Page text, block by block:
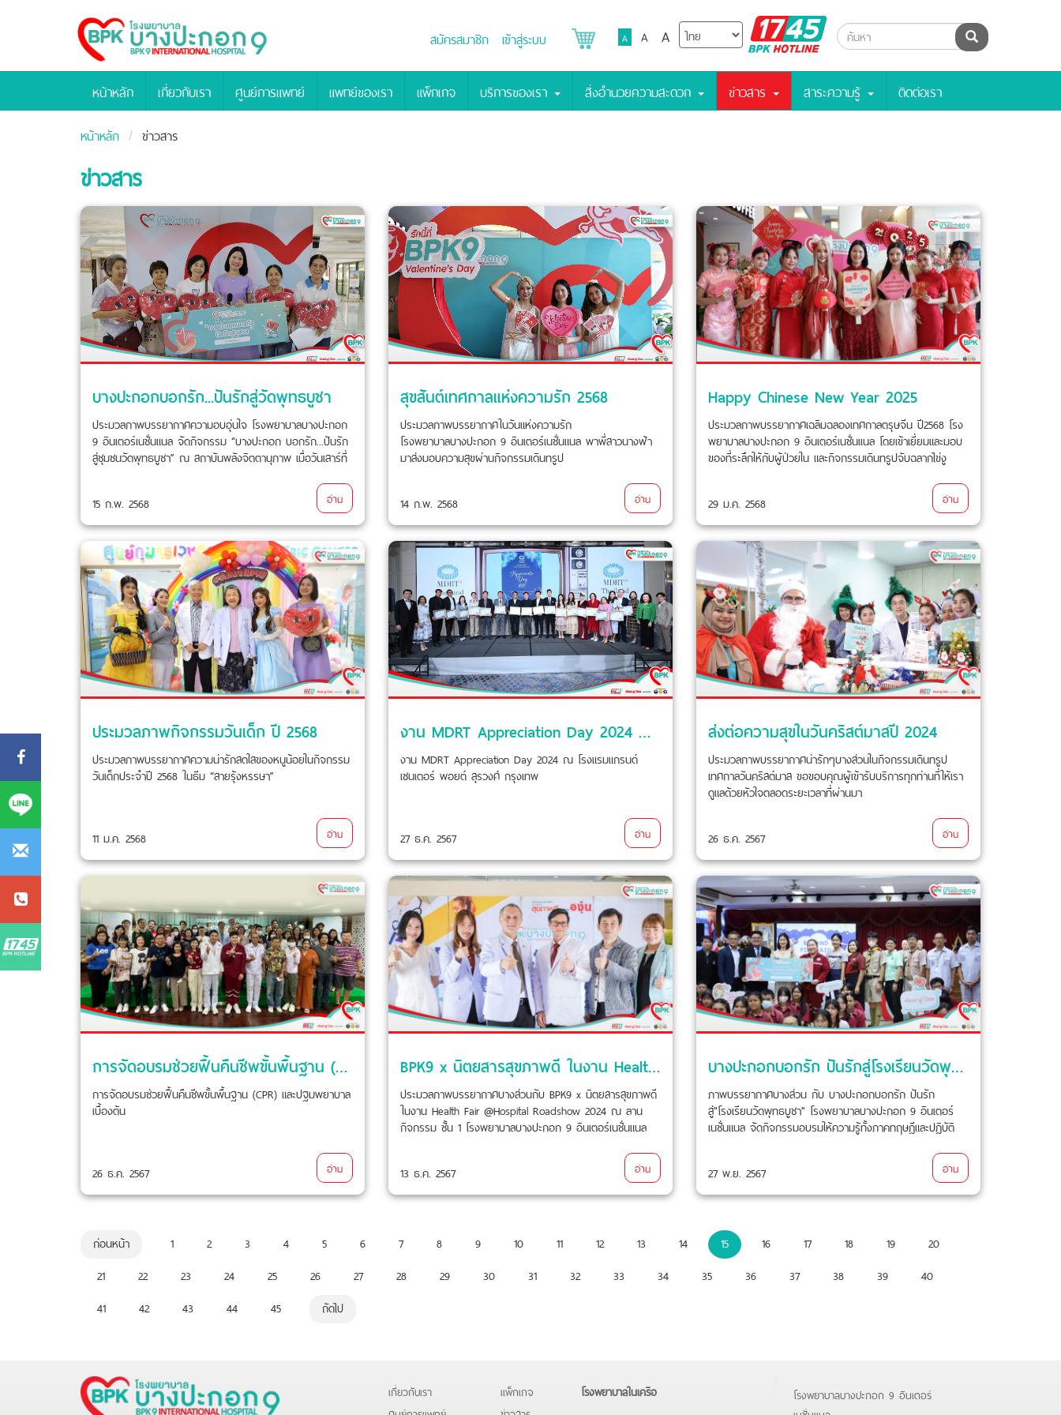
Bangpakok
Hospital
สมัครสมาชิก เข้าสู่ระบบ A A A
BPK
Hotline
ค้นหา
หน้าหลัก เกี่ยวกับเรา ศูนย์การแพทย์ แพทย์ของเรา แพ็กเกจ บริการของเรา สิ่งอำนวยความสะดวก ข่าวสาร สาระความรู้ ติดต่อเรา
หน้าหลัก ข่าวสาร
ข่าวสาร
บางปะกอกบอกรัก...ปันรักสู่วัดพุทธบูชา
ประมวลภาพบรรยากาศความอบอุ่นใจ โรงพยาบาลบางปะกอก
9 อินเตอร์เนชั่นแนล จัดกิจกรรม “บางปะกอก บอกรัก...ปันรัก
สู่ชุมชนวัดพุทธบูชา” ณ สถาบันพลังจิตตานุภาพ เมื่อวันเสาร์ที่
15 ก.พ. 2568
อ่าน
สุขสันต์เทศกาลแห่งความรัก 2568
ประมวลภาพบรรยากาศในวันแห่งความรัก
โรงพยาบาลบางปะกอก 9 อินเตอร์เนชั่นแนล พาพี่สาวนางฟ้า
มาส่งมอบความสุขผ่านกิจกรรมเดินทรูป
14 ก.พ. 2568 อ่าน
Happy Chinese New Year 2025
ประมวลภาพบรรยากาศเฉลิมฉลองเทศกาลตรุษจีน ปี2568 โรง
พยาบาลบางปะกอก 9 อินเตอร์เนชั่นเเนล โดยเข้าเยี่ยมและมอบ
ของที่ระลึกให้กับผู้ป่วยใน และกิจกรรมเดินทรูปจับฉลากไข่งู
29 ม.ค. 2568 อ่าน
ประมวลภาพกิจกรรมวันเด็ก ปี 2568
ประมวลภาพบรรยากาศความน่ารักสดใสของหนูน้อยในกิจกรรม
วันเด็กประจำปี 2568 ในธีม “สายรุ้งหรรษา”
11 ม.ค. 2568 อ่าน
งาน MDRT Appreciation Day 2024 ณ โรงแรมแกรนด์ เซนเตอร์ พอยต์ สุรวงศ์ กรุงเทพ
งาน MDRT Appreciation Day 2024 ณ โรงแรมแกรนด์
เซนเตอร์ พอยต์ สุรวงศ์ กรุงเทพ
27 ธ.ค. 2567 อ่าน
ส่งต่อความสุขในวันคริสต์มาสปี 2024
ประมวลภาพบรรยากาศน่ารักๆบางส่วนในกิจกรรมเดินทรูป
เทศกาลวันคริสต์มาส ขอขอบคุณผู้เข้ารับบริการทุกท่านที่ให้เรา
ดูแลด้วยหัวใจตลอดระยะเวลาที่ผ่านมา
26 ธ.ค. 2567 อ่าน
การจัดอบรมช่วยฟื้นคืนชีพขั้นพื้นฐาน (CPR) และปฐมพยาบาลเบื้องต้น
การจัดอบรมช่วยฟื้นคืนชีพขั้นพื้นฐาน (CPR) และปฐมพยาบาล
เบื้องต้น
26 ธ.ค. 2567 อ่าน
BPK9 x นิตยสารสุขภาพดี ในงาน Health Fair @Hospital Roadshow 2024
ประมวลภาพบรรยากาศบางส่วนกับ BPK9 x นิตยสารสุขภาพดี
ในงาน Health Fair @Hospital Roadshow 2024 ณ ลาน
กิจกรรม ชั้น 1 โรงพยาบาลบางปะกอก 9 อินเตอร์เนชั่นแนล
13 ธ.ค. 2567 อ่าน
บางปะกอกบอกรัก ปันรักสู่โรงเรียนวัดพุทธบูชา
ภาพบรรยากาศบางส่วน กับ บางปะกอกบอกรัก ปันรัก
สู่"โรงเรียนวัดพุทธบูชา" โรงพยาบาลบางปะกอก 9 อินเตอร์
เนชั่นแนล จัดกิจกรรมอบรมให้ความรู้ทั้งภาคทฤษฎีและปฏิบัติ
ให้แก่ตัวเเทนนักเรียนของเเต่ละระดับชั้น คณะครู และบุคคลากร
โรงเรียนวัดพุทธบูชา ในวันที่ 27 พฤศจิกายน 2567 ที่ผ่านมา
27 พ.ย. 2567 อ่าน
ก่อนหน้า 1 2 3 4 5 6 7 8 9 10 11 12 13 14 15 16 17 18 19
20
21
22 23 24 25 26 27 28 29 30 31 32 33 34 35 36 37 38 39
40
41
42 43 44 45 ถัดไป
เกี่ยวกับเรา
แพ็กเกจ
โรงพยาบาลในเครือ
โรงพยาบาลบางปะกอก 9 อินเตอร์